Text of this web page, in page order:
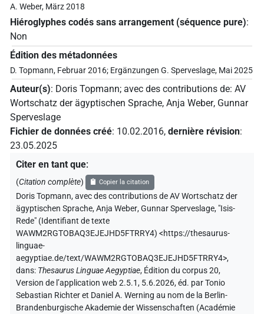
A. Weber, März 2018
Hiéroglyphes codés sans arrangement (séquence pure):
Non
Édition des métadonnées
D. Topmann, Februar 2016; Ergänzungen G. Sperveslage, Mai 2025
Auteur(s): Doris Topmann; avec des contributions de: AV
Wortschatz der ägyptischen Sprache, Anja Weber, Gunnar
Sperveslage
Fichier de données créé: 10.02.2016, dernière révision:
23.05.2025
Citer en tant que:
(Citation complète) Copier la citation
Doris Topmann,avec des contributions deAV Wortschatz der
ägyptischen Sprache,Anja Weber,Gunnar Sperveslage, "Isis-
Rede" (Identifiant de texte
WAWM2RGTOBAQ3EJEJHD5FTRRY4) <https://thesaurus-
linguae-
aegyptiae.de/text/WAWM2RGTOBAQ3EJEJHD5FTRRY4>,
dans: Thesaurus Linguae Aegyptiae, Édition du corpus 20,
Version de l’application web 2.5.1, 5.6.2026, éd. par Tonio
Sebastian Richter et Daniel A. Werning au nom de la Berlin-
Brandenburgische Akademie der Wissenschaften (Académie